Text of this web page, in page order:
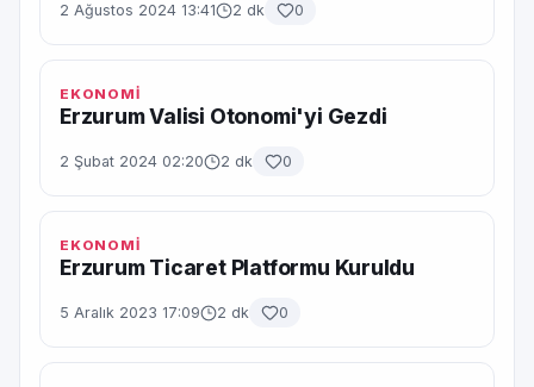
2 Ağustos 2024 13:41 2 dk 0
EKONOMİ
Erzurum Valisi Otonomi'yi Gezdi
2 Şubat 2024 02:20 2 dk 0
EKONOMİ
Erzurum Ticaret Platformu Kuruldu
5 Aralık 2023 17:09 2 dk 0